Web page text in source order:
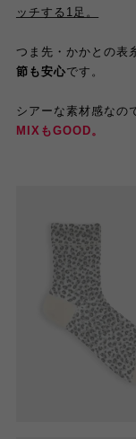
ッチする1足。
つま先・かかとの表
節も安心です。
シアーな素材感なの
MIXもGOOD。